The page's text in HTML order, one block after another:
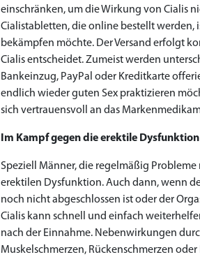
einschränken, um die Wirkung von Cialis
Cialistabletten, die online bestellt werden,
bekämpfen möchte. Der Versand erfolgt
Cialis entscheidet. Zumeist werden
Bankeinzug, PayPal oder Kreditkarte
endlich wieder guten Sex praktizieren
sich vertrauensvoll an das
Im Kampf gegen die erektile Dysfunktion
Speziell Männer, die regelmäßig
erektilen Dysfunktion. Auch dann, wenn
noch nicht abgeschlossen ist oder der
Cialis kann schnell und einfach
nach der Einnahme. Nebenwirkungen
Muskelschmerzen, Rückenschmerzen